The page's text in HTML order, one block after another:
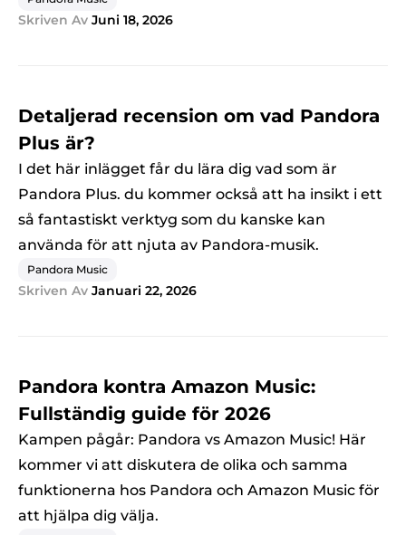
Skriven Av Juni 18, 2026
Detaljerad recension om vad Pandora
Plus är?
I det här inlägget får du lära dig vad som är
Pandora Plus. du kommer också att ha insikt i ett
så fantastiskt verktyg som du kanske kan
använda för att njuta av Pandora-musik.
Pandora Music
Skriven Av Januari 22, 2026
Pandora kontra Amazon Music:
Fullständig guide för 2026
Kampen pågår: Pandora vs Amazon Music! Här
kommer vi att diskutera de olika och samma
funktionerna hos Pandora och Amazon Music för
att hjälpa dig välja.